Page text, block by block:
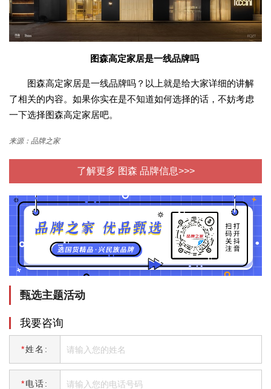
图森高定家居是一线品牌吗
图森高定家居是一线品牌吗？以上就是给大家详细的讲解
了相关的内容。如果你实在是不知道如何选择的话，不妨考虑
一下选择图森高定家居吧。
来源：品牌之家
了解更多 图森 品牌信息>>>
甄选主题活动
我要咨询
*姓名:
*电话: